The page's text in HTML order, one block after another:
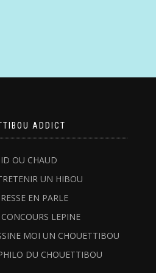
ADDICT
OU CHAUD
UN HIBOU
EN PARLE
LEPINE
MOI UN CHOUETTIBOU
DU CHOUETTIBOU